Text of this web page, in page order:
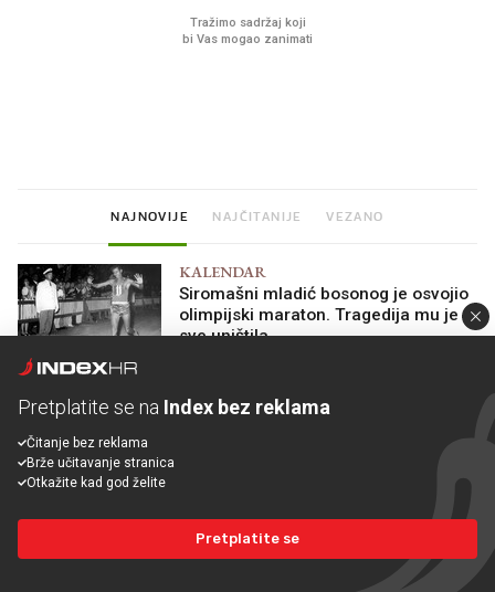
NAJNOVIJE NAJČITANIJE VEZANO
KALENDAR
Siromašni mladić bosonog je osvojio
olimpijski maraton. Tragedija mu je
sve uništila
Podržite neovisno novinarstvo i čitajte Index bez bannera.
Pretplatite se na Index bez reklama
Čitanje bez reklama
Brže učitavanje stranica
Otkažite kad god želite
Pretplatite se